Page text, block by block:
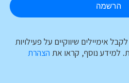
הרשמה
אימיילים שיווקיים על פעילויות
למידע נוסף, קראו את הצהרת